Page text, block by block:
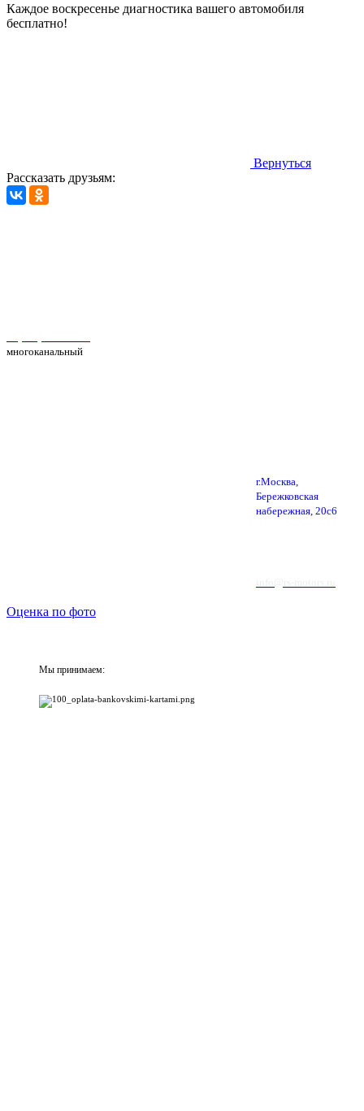
Каждое воскресенье диагностика вашего автомобиля
бесплатно!
Вернуться
Рассказать друзьям:
многоканальный
г.Москва,
Бережковская
набережная, 20с6
Оценка по фото
Мы принимаем: